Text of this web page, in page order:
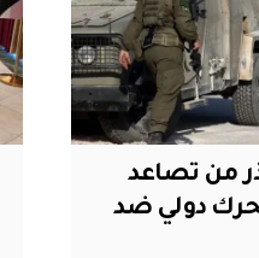
من تصاعد
دولي ضد